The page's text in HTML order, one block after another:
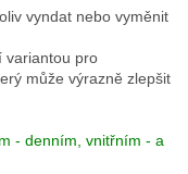
vyndat nebo vyměnit
variantou pro
může výrazně zlepšit
- denním, vnitřním - a